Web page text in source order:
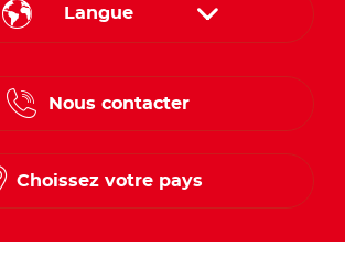
Langue
Nous contacter
Choissez votre pays